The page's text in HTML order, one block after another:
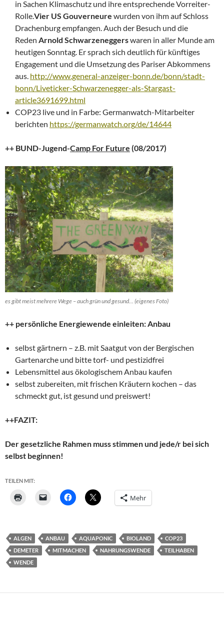
in Sachen Klimaschutz und ihre entsprechende Vorreiter-
Rolle.Vier US Gouverneure wurden von ihm auf Schloss
Drachenburg empfangen. Auch der Besuch und die
Reden Arnold Schwarzeneggerswaren in aller Munde am
heutigen Sonntag. Er sprach sich deutlich für künftiges
Engagement und die Umsetzung des Pariser Abkommens
aus. http://www.general-anzeiger-bonn.de/bonn/stadt-
bonn/Liveticker-Schwarzenegger-als-Stargast-
article3691699.html
COP23 live und in Farbe: Germanwatch-Mitarbeiter
berichten https://germanwatch.org/de/14644
++ BUND-Jugend-Camp For Future (08/2017)
es gibt meist mehrere Wege – auch grün und gesund… (eigenes Foto)
++ persönliche Energiewende einleiten: Anbau
selbst gärtnern – z.B. mit Saatgut von der Bergischen
Gartenarche und bitte torf- und pestizidfrei
Lebensmittel aus ökologischem Anbau kaufen
selbst zubereiten, mit frischen Kräutern kochen – das
schmeckt gut, ist gesund und preiswert!
++FAZIT:
Der gesetzliche Rahmen muss stimmen und jede/r bei sich
selbst beginnen!
TEILEN MIT:
Mehr
ALGEN ANBAU AQUAPONIC BIOLAND
COP23
DEMETER
MITMACHEN NAHRUNGSWENDE
TEILHABEN
WENDE